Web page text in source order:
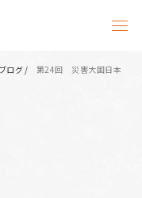
ログ/ 第24回 災害大国日本